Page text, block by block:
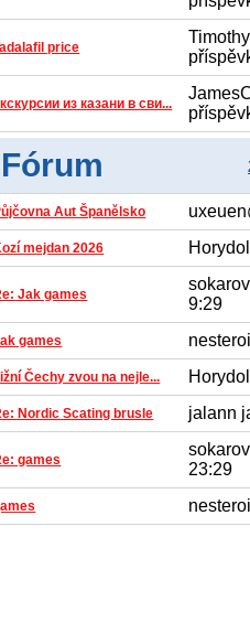
price
из казани в сви...
Fórum
Aut Španělsko
mejdan 2026
Jak games
9:29
games
Čechy zvou na nejle...
Nordic Scating brusle jalann
games
23:29